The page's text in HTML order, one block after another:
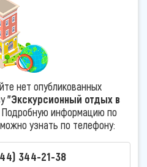
нет опубликованных
"Экскурсионный отдых в
информацию по
узнать по телефону:
344-21-38